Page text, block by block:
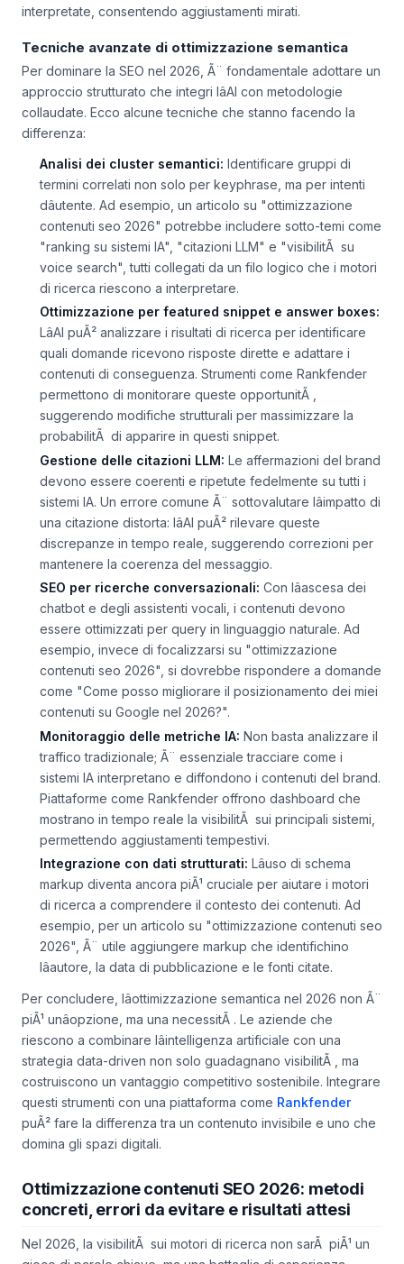
principali sistemi IA permette di identificare quali
interpretate, consentendo aggiustamenti mirati.
Tecniche avanzate di ottimizzazione semantica
Per dominare la SEO nel 2026, Ã¨ fondamentale adottare un
approccio strutturato che integri lâAI con metodologie
collaudate. Ecco alcune tecniche che stanno facendo la
differenza:
Analisi dei cluster semantici:Identificare gruppi di
termini correlati non solo per keyphrase, ma per intenti
dâutente. Ad esempio, un articolo su "ottimizzazione
contenuti seo 2026" potrebbe includere sotto-temi come
"ranking su sistemi IA", "citazioni LLM" e "visibilitÃ su
voice search", tutti collegati da un filo logico che i motori
di ricerca riescono a interpretare.
Ottimizzazione per featured snippet e answer boxes:
LâAI puÃ² analizzare i risultati di ricerca per identificare
quali domande ricevono risposte dirette e adattare i
contenuti di conseguenza. Strumenti come Rankfender
permettono di monitorare queste opportunitÃ ,
suggerendo modifiche strutturali per massimizzare la
probabilitÃ di apparire in questi snippet.
Gestione delle citazioni LLM:
Le affermazioni del brand
devono essere coerenti e ripetute fedelmente su tutti i
sistemi IA. Un errore comune Ã¨ sottovalutare lâimpatto di
una citazione distorta: lâAI puÃ² rilevare queste
discrepanze in tempo reale, suggerendo correzioni per
mantenere la coerenza del messaggio.
SEO per ricerche conversazionali:Con lâascesa dei
chatbot e degli assistenti vocali, i contenuti devono
essere ottimizzati per query in linguaggio naturale. Ad
esempio, invece di focalizzarsi su "ottimizzazione
contenuti seo 2026", si dovrebbe rispondere a domande
come "Come posso migliorare il posizionamento dei miei
contenuti su Google nel 2026?".
Monitoraggio delle metriche IA:Non basta analizzare il
traffico tradizionale; Ã¨ essenziale tracciare come i
sistemi IA interpretano e diffondono i contenuti del brand.
Piattaforme come Rankfender offrono dashboard che
mostrano in tempo reale la visibilitÃ sui principali sistemi,
permettendo aggiustamenti tempestivi.
Integrazione con dati strutturati:Lâuso di schema
markup diventa ancora piÃ¹ cruciale per aiutare i motori
di ricerca a comprendere il contesto dei contenuti. Ad
esempio, per un articolo su "ottimizzazione contenuti seo
lâautore, la data di pubblicazione e le fonti citate.
Per concludere, lâottimizzazione semantica nel 2026 non Ã¨
piÃ¹ unâopzione, ma una necessitÃ . Le aziende che
riescono a combinare lâintelligenza artificiale con una
strategia data-driven non solo guadagnano visibilitÃ , ma
costruiscono un vantaggio competitivo sostenibile. Integrare
questi strumenti con una piattaforma come
domina gli spazi digitali.
Ottimizzazione contenuti SEO 2026: metodi
concreti, errori da evitare e risultati attesi